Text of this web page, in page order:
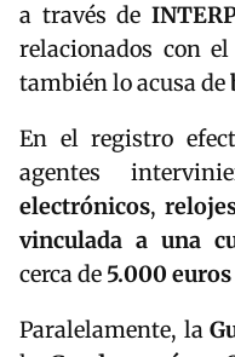
a través de
relacionados con el
también lo acusa de
En el registro
agentes
electrónicos,
vinculada a una
cerca de 5.000
Paralelamente, la